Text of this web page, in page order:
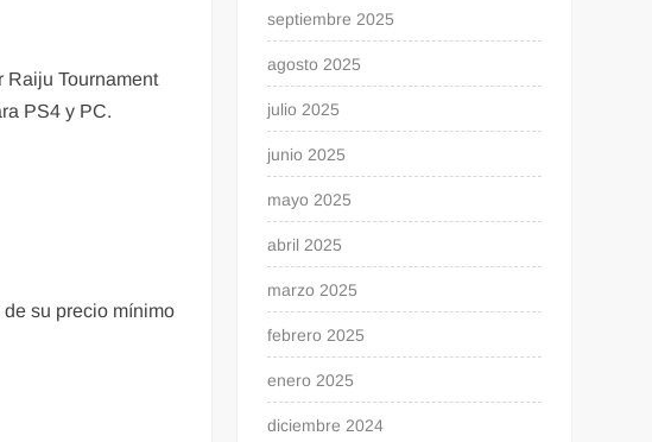
Raiju Tournament
PS4 y PC.
su precio mínimo
septiembre 2025
agosto 2025
julio 2025
junio 2025
mayo 2025
abril 2025
marzo 2025
febrero 2025
enero 2025
diciembre 2024